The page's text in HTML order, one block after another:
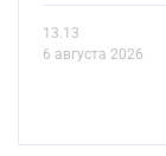
13.13
6 августа 2026